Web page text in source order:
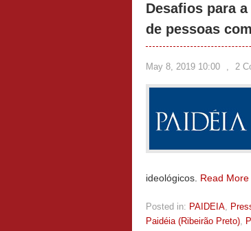
Desafios para
de pessoas
May 8, 2019 10:00 , 2
ideológicos. Read
Posted in: PAIDEIA,
Paidéia (Ribeirão Preto),